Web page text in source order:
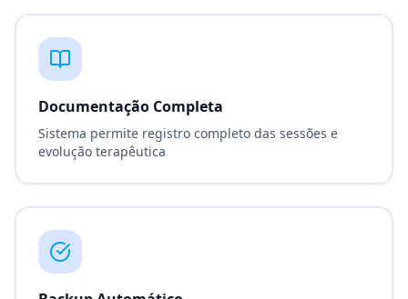
Documentação Completa
Sistema permite registro completo das sessões e
evolução terapêutica